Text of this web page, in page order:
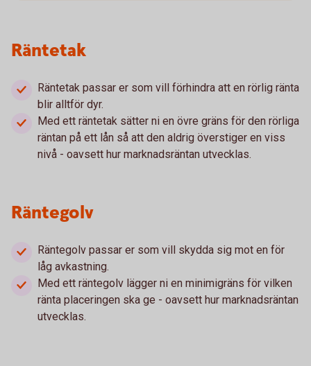
Räntetak
Räntetak passar er som vill förhindra att en rörlig ränta
blir alltför dyr.
Med ett räntetak sätter ni en övre gräns för den rörliga
räntan på ett lån så att den aldrig överstiger en viss
nivå - oavsett hur marknadsräntan utvecklas.
Räntegolv
Räntegolv passar er som vill skydda sig mot en för
låg avkastning.
Med ett räntegolv lägger ni en minimigräns för vilken
ränta placeringen ska ge - oavsett hur marknadsräntan
utvecklas.